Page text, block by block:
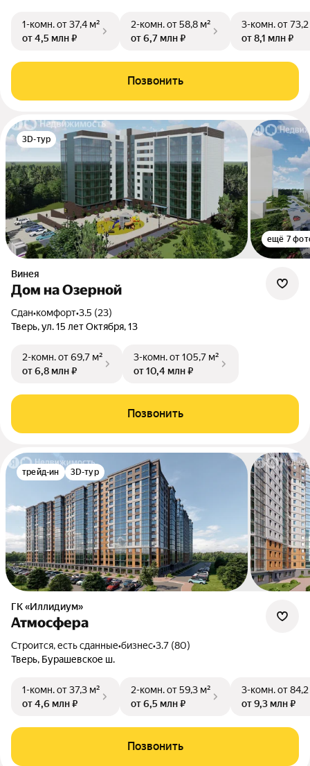
1-комн.от 37,4 м²
от 4,5 млн ₽
2-комн.от 58,8 м²
от 6,7 млн ₽
3-комн.от
от 8,1 млн ₽
Позвонить
3D-тур
ещё 7
Винея
Дом на Озерной
Сдан•комфорт•3.5 (23)
Тверь, ул. 15 лет Октября, 13
2-комн.от 69,7 м²
от 6,8 млн ₽
3-комн.от 105,7 м²
от 10,4 млн ₽
Позвонить
трейд-ин 3D-тур
ГК «Иллидиум»
Атмосфера
Строится, есть сданные•бизнес•3.7 (80)
Тверь, Бурашевское ш.
1-комн.от 37,3 м²
от 4,6 млн ₽
2-комн.от 59,3 м²
от 6,5 млн ₽
3-комн.от
от 9,3 млн ₽
Позвонить